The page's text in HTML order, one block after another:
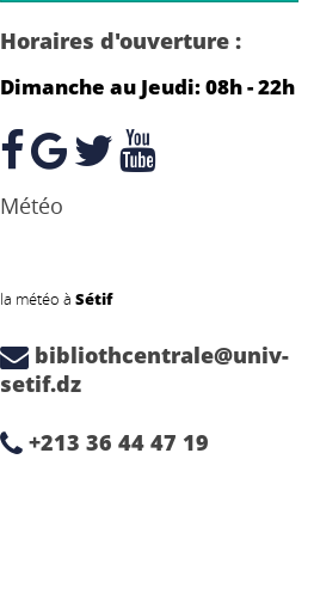
Horaires d'ouverture :
Dimanche au Jeudi: 08h - 22h
Météo
la météo à Sétif
bibliothcentrale@univ-
setif.dz
+213 36 44 47 19